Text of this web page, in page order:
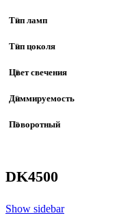
Тип ламп
Тип цоколя
Цвет свечения
Диммируемость
Поворотный
DK4500
Show sidebar